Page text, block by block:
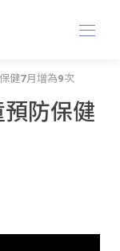
健7月增為9次
防保健